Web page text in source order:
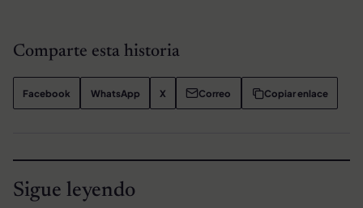
Comparte esta historia
Facebook WhatsApp X Correo Copiar enlace
Sigue leyendo